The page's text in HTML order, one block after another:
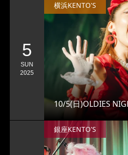
5
SUN
2025
10/5(日)OLDIES
横浜KENTO'S
銀座KENTO'S